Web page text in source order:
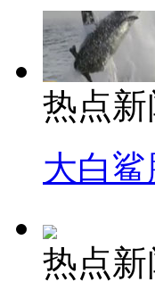
热点新
大白
热点新